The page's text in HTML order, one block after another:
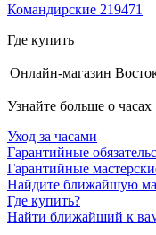
Командирские 219471
Где купить
Онлайн-магазин
Узнайте больше о часах
Уход за часами
Гарантийные
Гарантийные
Найдите ближайшую
Где купить?
Найти ближайший к